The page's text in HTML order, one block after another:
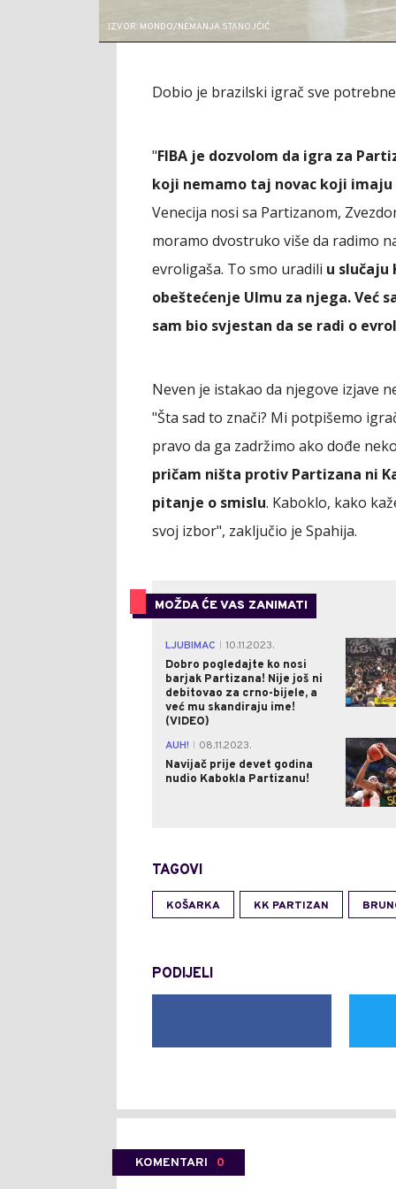
IZVOR: MONDO/NEMANJA STANOJČIĆ
Dobio je brazilski igrač sve
"FIBA je dozvolom da igra za
koji nemamo taj novac koji
Venecija nosi sa Partizanom,
moramo dvostruko više da radimo
evroligaša. To smo uradili u slučaju
obeštećenje Ulmu za njega. Već
sam bio svjestan da se radi o
Neven je istakao da njegove izjave
"Šta sad to znači? Mi potpišemo
pravo da ga zadržimo ako dođe
pričam ništa protiv Partizana ni
pitanje o smislu. Kaboklo, kako
svoj izbor", zaključio je Spahija.
MOŽDA ĆE VAS ZANIMATI
LJUBIMAC
10.11.2023.
Dobro pogledajte ko nosi
barjak Partizana! Nije još ni
debitovao za crno-bijele, a
već mu skandiraju ime!
(VIDEO)
AUH!
08.11.2023.
Navijač prije devet godina
nudio Kabokla Partizanu!
TAGOVI
KOŠARKA KK PARTIZAN
PODIJELI
KOMENTARI 0